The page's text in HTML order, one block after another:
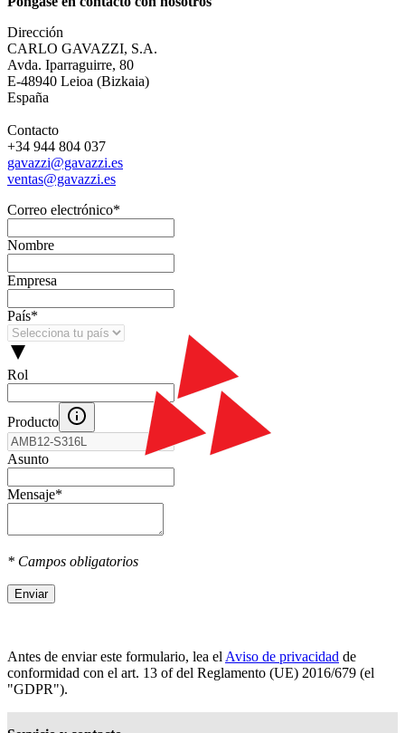
Dirección
CARLO GAVAZZI, S.A.
Avda. Iparraguirre, 80
E-48940 Leioa (Bizkaia)
España
Contacto
+34 944 804 037
gavazzi@gavazzi.es
ventas@gavazzi.es
Correo electrónico*
Nombre
Empresa
País*
Rol
Producto
Asunto
Mensaje*
* Campos obligatorios
Enviar
Antes de enviar este formulario, lea elAviso de privacidad de
conformidad con el art. 13 оf del Reglamento (UE) 2016/679 (el
"GDPR").